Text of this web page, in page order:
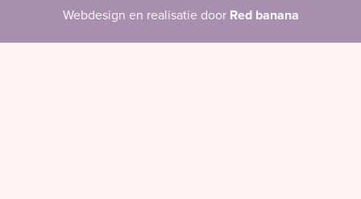
Webdesign en realisatie door Red banana